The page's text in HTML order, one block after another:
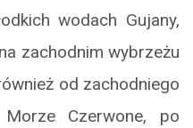
wodach Gujany,
zachodnim wybrzeżu
od zachodniego
Czerwone, po